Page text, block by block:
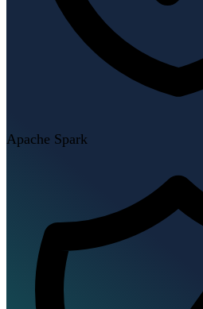
Apache Spark